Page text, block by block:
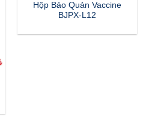
Hộp Bảo Quản Vaccine
BJPX-L12